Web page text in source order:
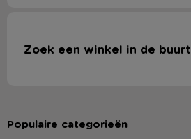
Zoek een winkel in de buurt
Populaire categorieën